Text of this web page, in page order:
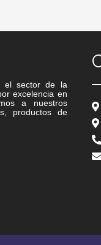
el sector de la
excelencia en
a nuestros
productos de